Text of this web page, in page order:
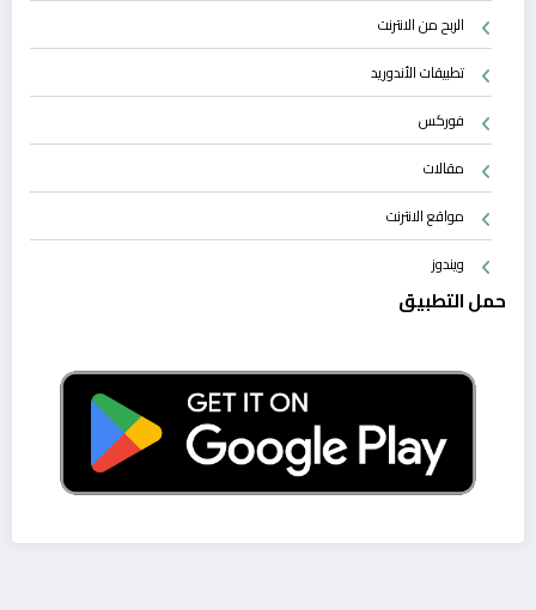
الربح من الانترنت
تطبيقات الأندوريد
فوركس
مقالات
مواقع الانترنت
ويندوز
حمل التطبيق